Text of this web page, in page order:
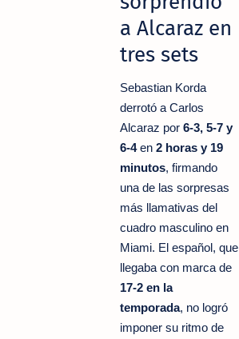
a Alcaraz en
tres sets
Sebastian Korda
derrotó a Carlos
Alcaraz por 6-3, 5-7 y
6-4en 2 horas y 19
minutos, firmando
una de las sorpresas
más llamativas del
cuadro masculino en
Miami. El español, que
llegaba con marca de
17-2 en la
temporada, no logró
imponer su ritmo de